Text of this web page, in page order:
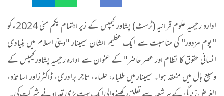
ادارہ رحیمیہ علوم قرانیہ (ٹرسٹ) پشاور کیمپس کے زیر اہتمام یکم مئی 2024ءکو
"یوم مزدور" کی مناسبت سے ایک عظیم الشان سیمینار "دینی اسلام میں بنیادی
انسانی حقوق کا نظام اور عصر حاضر" کے عنوان سے ادارہ رحیمیہ پشاور کیمپس کے
وسیع ہال میں منعقد ہوا۔ سیمینار میں طلباء، علماء، تاجر برادری، ڈاکٹرزاور اساتذہ،